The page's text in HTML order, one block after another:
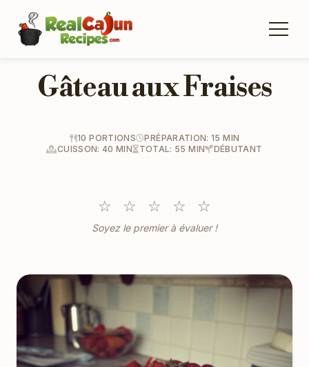
Gâteau aux Fraises
10 PORTIONS
PRÉPARATION: 15 MIN
CUISSON: 40 MIN
TOTAL: 55 MIN DÉBUTANT
☆ ☆ ☆ ☆ ☆
Soyez le premier à évaluer !